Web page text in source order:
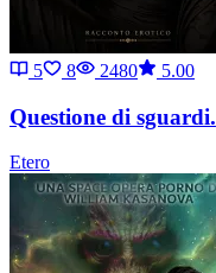
5
8 2480 5.00
Questione di sguardi.
Etero